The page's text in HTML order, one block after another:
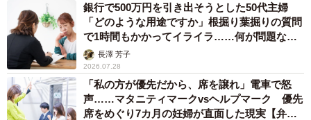
銀行で500万円を引き出そうとした50代主婦
「どのような用途ですか」根掘り葉掘りの質問
で1時間もかかってイライラ……何が問題な
の？【元銀行員が解説】
長澤 芳子
2026.07.28
「私の方が優先だから、席を譲れ」電車で怒
声……マタニティマークvsヘルプマーク 優先
席をめぐり7カ月の妊婦が直面した現実【弁護